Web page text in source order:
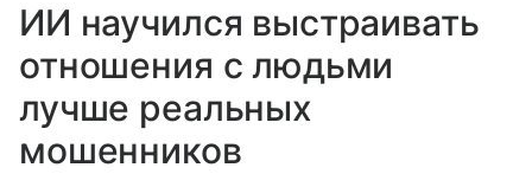
ИИ научился выстраивать
отношения с людьми
лучше реальных
мошенников